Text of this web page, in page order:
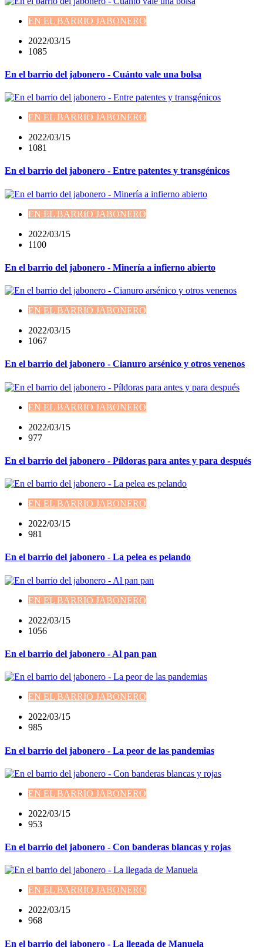
EN EL BARRIO JABONERO
2022/03/15
1085
En el barrio del jabonero - Cuánto vale una bolsa
EN EL BARRIO JABONERO
2022/03/15
1081
En el barrio del jabonero - Entre patentes y transgénicos
EN EL BARRIO JABONERO
2022/03/15
1100
En el barrio del jabonero - Minería a infierno abierto
EN EL BARRIO JABONERO
2022/03/15
1067
En el barrio del jabonero - Cianuro arsénico y otros venenos
EN EL BARRIO JABONERO
2022/03/15
977
En el barrio del jabonero - Píldoras para antes y para después
EN EL BARRIO JABONERO
2022/03/15
981
En el barrio del jabonero - La pelea es pelando
EN EL BARRIO JABONERO
2022/03/15
1056
En el barrio del jabonero - Al pan pan
EN EL BARRIO JABONERO
2022/03/15
985
En el barrio del jabonero - La peor de las pandemias
EN EL BARRIO JABONERO
2022/03/15
953
En el barrio del jabonero - Con banderas blancas y rojas
EN EL BARRIO JABONERO
2022/03/15
968
En el barrio del jabonero - La llegada de Manuela